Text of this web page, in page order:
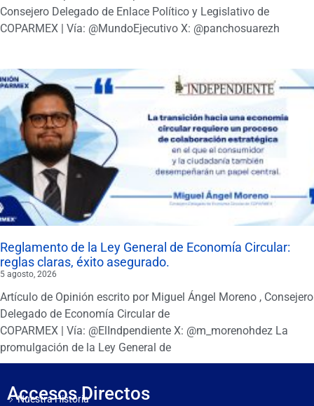
Consejero Delegado de Enlace Político y Legislativo de
COPARMEX | Vía: @MundoEjecutivo X: @panchosuarezh
Reglamento de la Ley General de Economía Circular:
reglas claras, éxito asegurado.
5 agosto, 2026
Artículo de Opinión escrito por Miguel Ángel Moreno , Consejero
Delegado de Economía Circular de
COPARMEX | Vía: @ElIndpendiente X: @m_morenohdez La
promulgación de la Ley General de
Accesos Directos
Nuestra Historia